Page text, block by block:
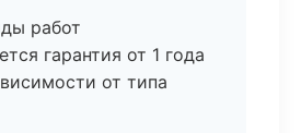
работ
гарантия от 1 года
от типа